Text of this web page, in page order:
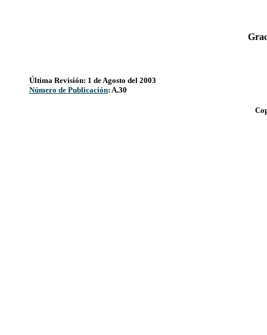
Última Revisión: 1 de Agosto del 2003
Número de Publicación: A.30